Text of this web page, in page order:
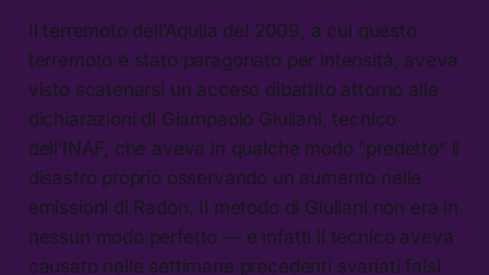
Il terremoto dell’Aquila del 2009, a cui questo
terremoto è stato paragonato per intensità, aveva
visto scatenarsi un acceso dibattito attorno alle
dichiarazioni di Giampaolo Giuliani, tecnico
dell’INAF, che aveva in qualche modo “predetto” il
disastro proprio osservando un aumento nelle
emissioni di Radon. Il metodo di Giuliani non era in
nessun modo perfetto — e infatti il tecnico aveva
causato nelle settimane precedenti svariati falsi